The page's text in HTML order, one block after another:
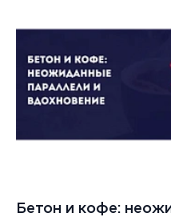
г.
Бетон и кофе: